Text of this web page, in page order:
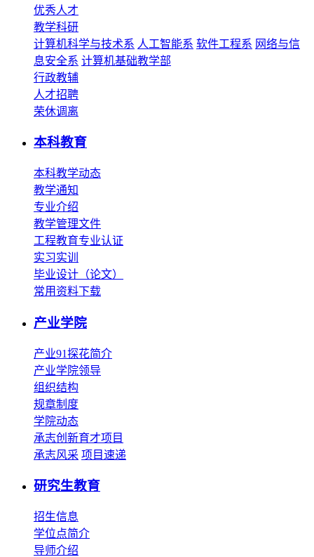
优秀人才
教学科研
计算机科学与技术系 人工智能系 软件工程系 网络与信
息安全系 计算机基础教学部
行政教辅
人才招聘
荣休调离
本科教育
本科教学动态
教学通知
专业介绍
教学管理文件
工程教育专业认证
实习实训
毕业设计（论文）
常用资料下载
产业学院
产业91探花简介
产业学院领导
组织结构
规章制度
学院动态
承志创新育才项目
承志风采 项目速递
研究生教育
招生信息
学位点简介
导师介绍